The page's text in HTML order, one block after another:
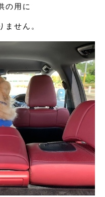
の用に
ません。